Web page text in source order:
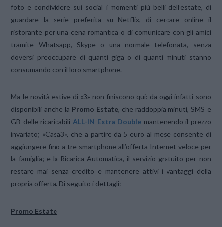
foto e condividere sui social i momenti più belli dell’estate, di
guardare la serie preferita su Netflix, di cercare online il
ristorante per una cena romantica o di comunicare con gli amici
tramite Whatsapp, Skype o una normale telefonata, senza
doversi preoccupare di quanti giga o di quanti minuti stanno
consumando con il loro smartphone.
Ma le novità estive di «3» non finiscono qui: da oggi infatti sono
disponibili anche la Promo Estate, che raddoppia minuti, SMS e
GB delle ricaricabili ALL-IN Extra Double mantenendo il prezzo
invariato; «Casa3», che a partire da 5 euro al mese consente di
aggiungere fino a tre smartphone all’offerta Internet veloce per
la famiglia; e la Ricarica Automatica, il servizio gratuito per non
restare mai senza credito e mantenere attivi i vantaggi della
propria offerta. Di seguito i dettagli:
Promo Estate